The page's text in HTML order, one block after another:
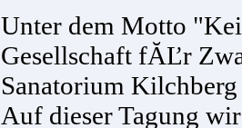
Unter dem Motto
Gesellschaft fĂĽr
Sanatorium
Auf dieser Tagung